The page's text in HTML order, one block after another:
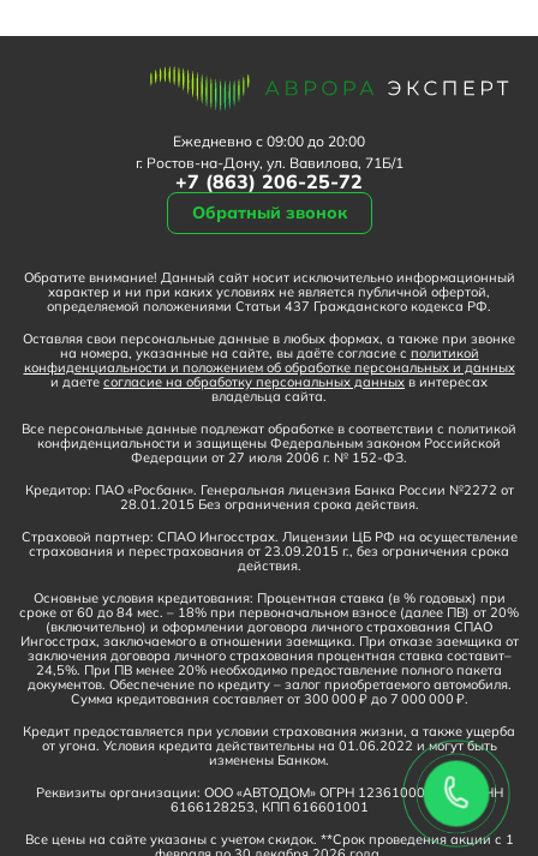
Ежедневно с 09:00 до 20:00
г. Ростов-на-Дону, ул. Вавилова, 71Б/1
+7 (863) 206-25-72
Обратный звонок
Обратите внимание! Данный сайт носит исключительно информационный
характер и ни при каких условиях не является публичной офертой,
определяемой положениями Статьи 437 Гражданского кодекса РФ.
Оставляя свои персональные данные в любых формах, а также при звонке
на номера, указанные на сайте, вы даёте согласие с политикой
конфиденциальности и положением об обработке персональных и данных
и даете согласие на обработку персональных данных в интересах
владельца сайта.
Все персональные данные подлежат обработке в соответствии с политикой
конфиденциальности и защищены Федеральным законом Российской
Федерации от 27 июля 2006 г. № 152-ФЗ.
Кредитор: ПАО «Росбанк». Генеральная лицензия Банка России №2272 от
28.01.2015 Без ограничения срока действия.
Страховой партнер: СПАО Ингосстрах. Лицензии ЦБ РФ на осуществление
страхования и перестрахования от 23.09.2015 г., без ограничения срока
действия.
Основные условия кредитования: Процентная ставка (в % годовых) при
сроке от 60 до 84 мес. – 18% при первоначальном взносе (далее ПВ) от 20%
(включительно) и оформлении договора личного страхования СПАО
Ингосстрах, заключаемого в отношении заемщика. При отказе заемщика от
заключения договора личного страхования процентная ставка составит–
24,5%. При ПВ менее 20% необходимо предоставление полного пакета
документов. Обеспечение по кредиту – залог приобретаемого автомобиля.
Сумма кредитования составляет от 300 000 ₽ до 7 000 000 ₽.
Кредит предоставляется при условии страхования жизни, а также ущерба
от угона. Условия кредита действительны на 01.06.2022 и могут быть
изменены Банком.
Реквизиты организации: ООО «АВТОДОМ» ОГРН 1236100016910, ИНН
6166128253, КПП 616601001
Все цены на сайте указаны с учетом скидок. **Срок проведения акции с 1